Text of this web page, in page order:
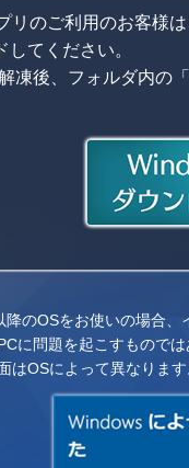
リのご利用のお客様
してください。
凍後、フォルダ内の
のOSをお使いの場合、
に問題を起こすもので
はOSによって異なりま